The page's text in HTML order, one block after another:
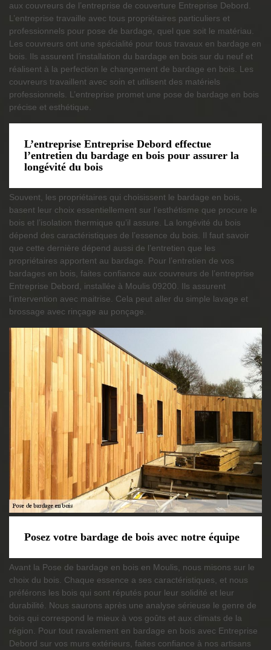
aux couvreurs de l’entreprise de couverture Entreprise Debord.
L’entreprise travaille avec tous propriétaires particuliers et
professionnels pour pose de bardage, quel que soit le matériau.
Les couvreurs ont une spécialité pour tous travaux en bardage en
bois. Ils assurent l’installation du bardage en bois sur du neuf et
réalisent à la perfection le changement de bardage en bois. Les
couvreurs travaillent avec soin et utilisent des matériels
professionnels. L’entreprise promet une pose de bardage en bois
précise et esthétique.
L’entreprise Entreprise Debord effectue
l’entretien du bardage en bois pour assurer la
longévité du bois
Souvent, les propriétaires qui choisissent le bardage en bois,
basent leur choix essentiellement sur l’esthétisme que procure le
bois et l’isolation thermique qu’il assure. La longévité du bois
dépend des caractéristiques de l’essence du bois. Il faut savoir
que cette dernière dépend aussi de l’entretien que les
propriétaires apportent au bardage. Pour l’entretien de vos
bardages en bois, faites confiance aux couvreurs de l’entreprise
Entreprise Debord, installée à Moulis 09200. Ils assurent
l’intervention avec maitrise. Cela peut aller du simple lavage et
brossage avec rinçage au ponçage.
Posez votre bardage de bois avec notre équipe
Avant la Pose de bardage en bois en Moulis, nous misons sur le
choix du bois. Chaque essence a ses caractéristiques, et nous
préférons les bois qui sont réputés pour leur solidité et leur
durabilité. Nous saurons après une analyse sérieuse le genre de
bois qui correspond le mieux à vos goûts et aux climats de la
région. Pour tout ravalement en bardage en bois avec Entreprise
Debord sur vos murs extérieurs, faites confiance à nos artisans